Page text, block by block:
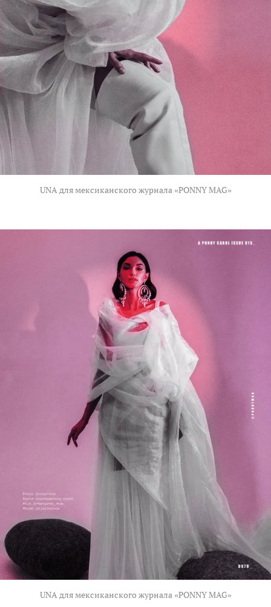
UNA для мексиканского журнала «PONNY MAG»
UNA для мексиканского журнала «PONNY MAG»